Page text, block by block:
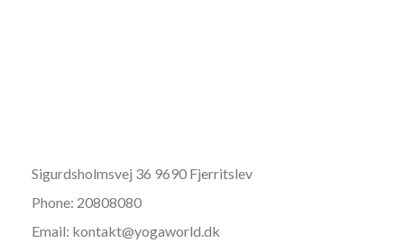
Sigurdsholmsvej 36 9690 Fjerritslev
Phone: 20808080
Email: kontakt@yogaworld.dk